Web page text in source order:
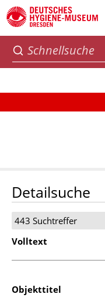
Detailsuche
443 Suchtreffer
Volltext
Objekttitel